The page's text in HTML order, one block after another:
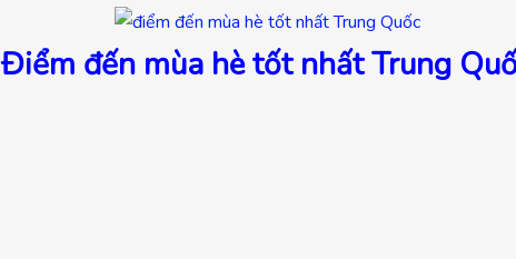
Điểm đến mùa hè tốt nhất Trung